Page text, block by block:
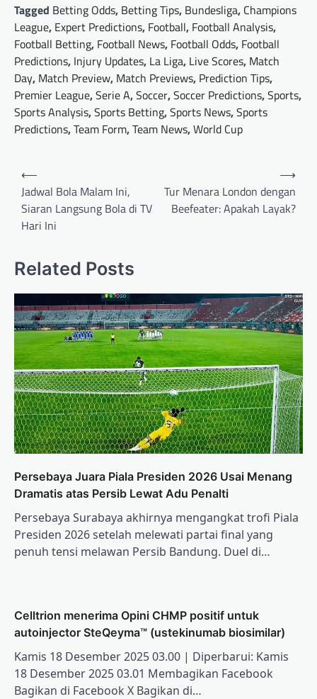
Tagged Betting Odds, Betting Tips, Bundesliga, Champions
League, Expert Predictions, Football, Football Analysis,
Football Betting, Football News, Football Odds, Football
Predictions, Injury Updates, La Liga, Live Scores, Match
Day, Match Preview, Match Previews, Prediction Tips,
Premier League,Serie A,Soccer,Soccer Predictions,Sports,
Sports Analysis,Sports Betting,Sports News,Sports
Predictions,Team Form,Team News,World Cup
Post
navigation
⟵
Jadwal Bola Malam Ini,
Siaran Langsung Bola di TV
Hari Ini
Tur Menara London dengan
Beefeater: Apakah Layak?
⟶
Related Posts
Persebaya Juara Piala Presiden 2026 Usai Menang
Dramatis atas Persib Lewat Adu Penalti
Persebaya Surabaya akhirnya mengangkat trofi Piala
Presiden 2026 setelah melewati partai final yang
penuh tensi melawan Persib Bandung. Duel di…
Celltrion menerima Opini CHMP positif untuk
autoinjector SteQeyma™ (ustekinumab biosimilar)
Kamis 18 Desember 2025 03.00 | Diperbarui: Kamis
18 Desember 2025 03.01 Membagikan Facebook
Bagikan di Facebook X Bagikan di…